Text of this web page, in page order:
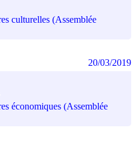
culturelles (Assemblée
économiques (Assemblée
20/03/2019